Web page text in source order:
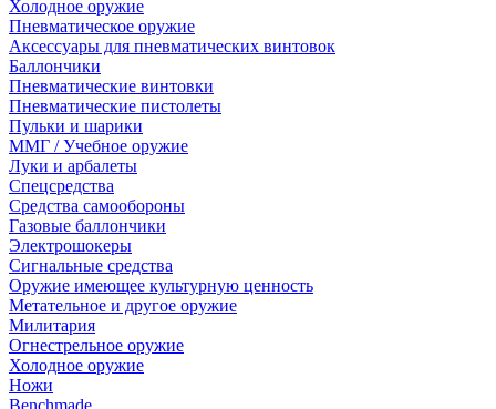
Холодное оружие
Пневматическое оружие
Аксессуары для пневматических винтовок
Баллончики
Пневматические винтовки
Пневматические пистолеты
Пульки и шарики
ММГ / Учебное оружие
Луки и арбалеты
Спецсредства
Средства самообороны
Газовые баллончики
Электрошокеры
Сигнальные средства
Оружие имеющее культурную ценность
Метательное и другое оружие
Милитария
Огнестрельное оружие
Холодное оружие
Ножи
Benchmade